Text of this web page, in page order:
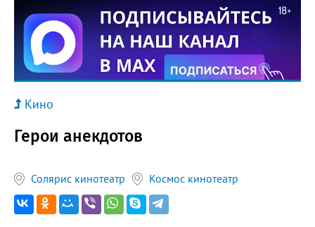
Кино
Герои анекдотов
Солярис кинотеатр Космос кинотеатр